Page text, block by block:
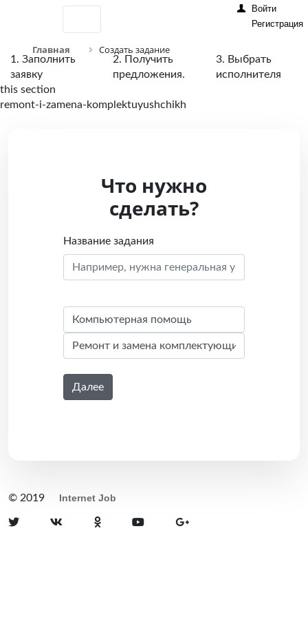
Войти
Регистрация
Главная Создать задание
1. Заполнить
заявку
2. Получить
предложения.
3. Выбрать
исполнителя
this section
remont-i-zamena-komplektuyushchikh
Что нужно
сделать?
Название задания
Далее
© 2019 Internet Job